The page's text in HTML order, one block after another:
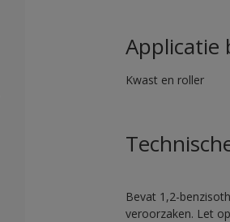
Applicatie
Kwast en roller
Bevat 1,2-
veroorzaken. Let